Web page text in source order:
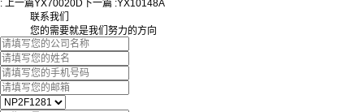
: 上一篇YX70020D 下一篇 :YX10148A
联系我们
您的需要就是我们努力的方向